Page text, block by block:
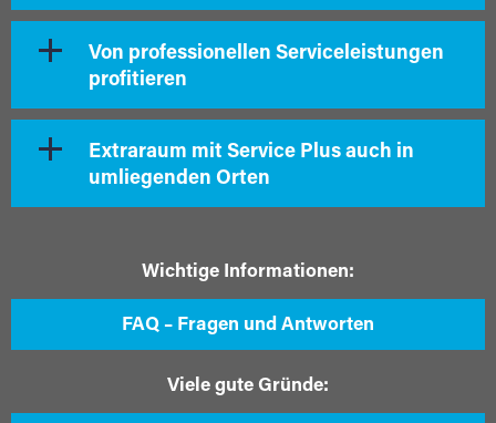
Von professionellen Serviceleistungen
profitieren
Extraraum mit Service Plus auch in
umliegenden Orten
Wichtige Informationen:
FAQ – Fragen und Antworten
Viele gute Gründe: